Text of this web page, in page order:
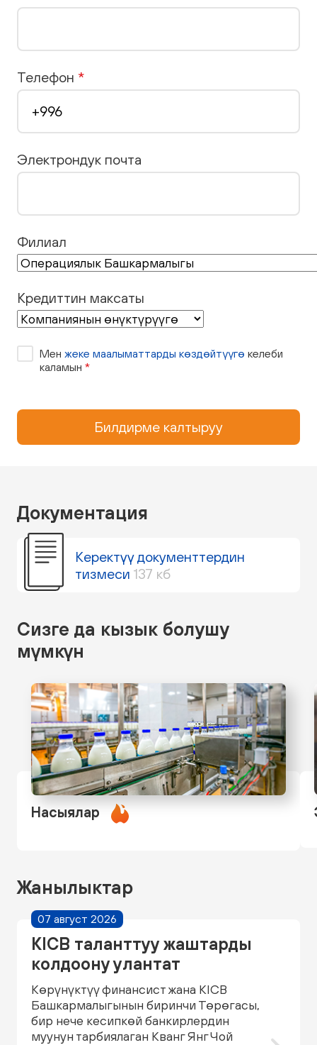
Телефон *
Электрондук почта
Филиал
Кредиттин максаты
Мен жеке маалыматтарды көздөйтүүгө келеби
каламын *
Билдирме калтыруу
Документация
Керектүү документтердин
тизмеси 137 кб
Сизге да кызык болушу
мүмкүн
Насыялар
Жанылыктар
07 август 2026
KICB таланттуу жаштарды
колдоону улантат
Көрүнүктүү финансист жана KICB
Башкармалыгынын биринчи Төрөгасы,
бир нече кесипкөй банкирлердин
муунун тарбиялаган Кванг Янг Чой